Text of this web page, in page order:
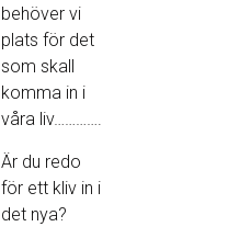
behöver vi
plats för det
som skall
komma in i
våra liv………….
Är du redo
för ett kliv in i
det nya?